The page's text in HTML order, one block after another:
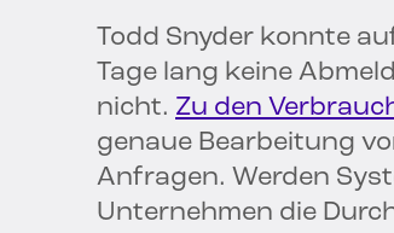
Todd Snyder konnte
Tage lang keine
nicht. Zu den
genaue Bearbeitung
Anfragen. Werden
Unternehmen die